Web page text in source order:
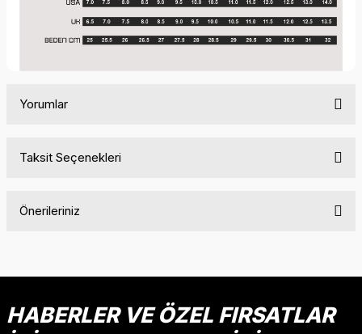
Yorumlar
Taksit Seçenekleri
Önerileriniz
HABERLER VE ÖZEL FIRSATLAR